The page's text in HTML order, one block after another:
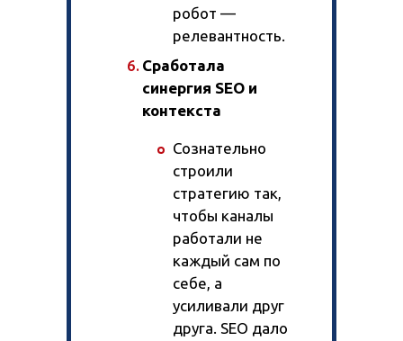
робот —
релевантность.
Сработала
синергия SEO и
контекста
Сознательно
строили
стратегию так,
чтобы каналы
работали не
каждый сам по
себе, а
усиливали друг
друга. SEO дало